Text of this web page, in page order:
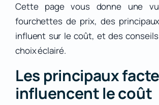
Cette page vous donne une
fourchettes de prix, des
influent sur le coût, et des
choix éclairé.
Les principaux
influencent le coût